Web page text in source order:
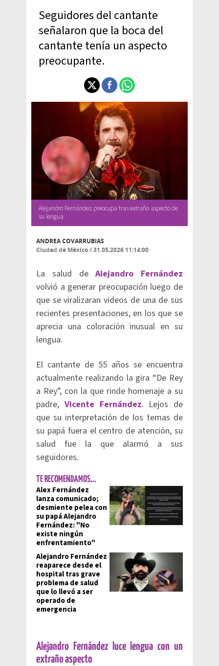
Seguidores del cantante
señalaron que la boca del
cantante tenía un aspecto
preocupante.
Alejandro Fernández preocupa tras extraño aspecto de
su lengua
ANDREA COVARRUBIAS
Ciudad de México/31.05.2026 11:14:00
La salud deAlejandro Fernández
volvió a generar preocupación luego de
que se viralizaran videos de una de sus
recientes presentaciones, en los que se
aprecia una coloración inusual en su
lengua.
El cantante de 55 años se encuentra
actualmente realizando la gira “De Rey
a Rey”, con la que rinde homenaje a su
padre, Vicente Fernández. Lejos de
que su interpretación de los temas de
su papá fuera el centro de atención, su
salud fue la que alarmó a sus
seguidores.
TE RECOMENDAMOS...
Alex Fernández
lanza comunicado;
desmiente pelea con
su papá Alejandro
Fernández: "No
existe ningún
enfrentamiento"
Alejandro Fernández
reaparece desde el
hospital tras grave
problema de salud
que lo llevó a ser
operado de
emergencia
Alejandro Fernández luce lengua con un
extraño aspecto